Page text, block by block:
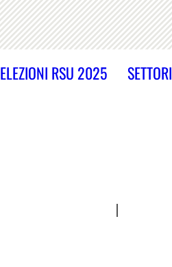
ELEZIONI RSU 2025 SETTORI